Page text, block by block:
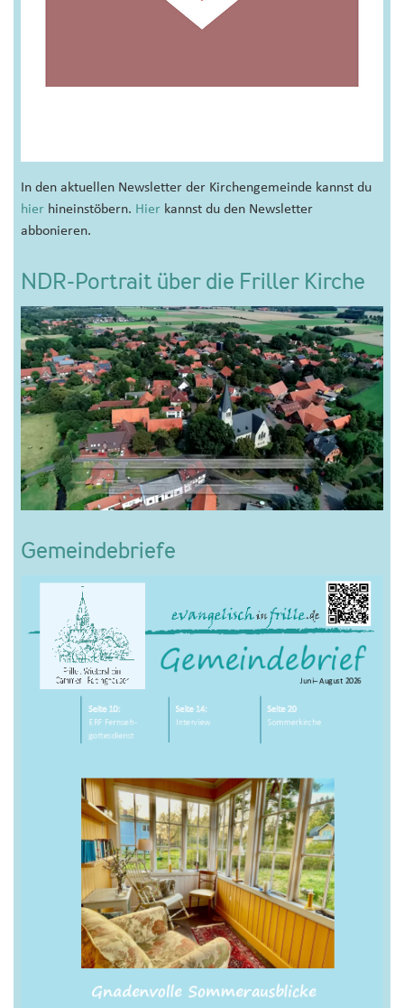
In den aktuellen Newsletter der Kirchengemeinde kannst du
hier hineinstöbern. Hier kannst du den Newsletter
abbonieren.
NDR-Portrait über die Friller Kirche
Gemeindebriefe